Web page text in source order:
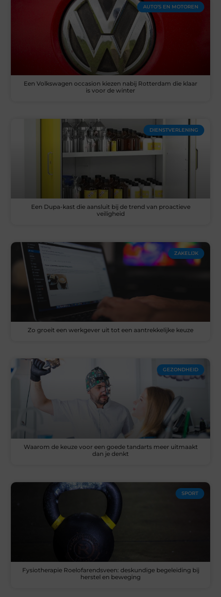
AUTO’S EN MOTOREN
Een Volkswagen occasion kiezen nabij Rotterdam die klaar
is voor de winter
DIENSTVERLENING
Een Dupa-kast die aansluit bij de trend van proactieve
veiligheid
ZAKELIJK
Zo groeit een werkgever uit tot een aantrekkelijke keuze
GEZONDHEID
Waarom de keuze voor een goede tandarts meer uitmaakt
dan je denkt
SPORT
Fysiotherapie Roelofarendsveen: deskundige begeleiding bij
herstel en beweging